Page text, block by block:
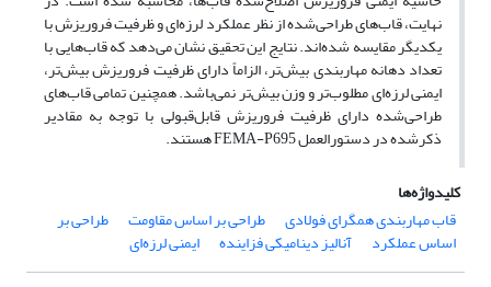
نهایت، قاب‌های طراحی‌شده از نظر عملکرد لرزه‌ای و ظرفیت فروریزش با
یکدیگر مقایسه شده‌اند. نتایج این تحقیق نشان می‌دهد که قاب‌هایی با
تعداد دهانه مهاربندی بیش‌تر، الزاماً دارای ظرفیت فروریزش بیش‌تر،
ایمنی لرزه‌ای مطلوب‌تر و وزن بیش‌تر نمی‌باشد. همچنین تمامی قاب‌های
طراحی‌شده دارای ظرفیت فروریزش قابل‌قبولی با توجه به مقادیر
ذکرشده در دستورالعمل FEMA-P695 هستند.
کلیدواژه‌ها
قاب‌ مهاربندی همگرای فولادی
طراحی بر اساس مقاومت طراحی بر
اساس عملکرد آنالیز دینامیکی فزاینده ایمنی لرزه‌ای